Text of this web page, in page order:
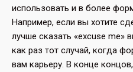
использовать и в более
Например, если вы хотите
лучше сказать «excuse me»
как раз тот случай, когда
вам карьеру. В конце